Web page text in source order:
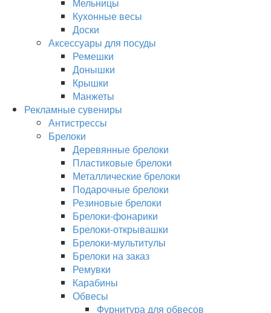
Кухонные весы
Доски
Аксессуары для посуды
Ремешки
Донышки
Крышки
Манжеты
Рекламные сувениры
Антистрессы
Брелоки
Деревянные брелоки
Пластиковые брелоки
Металлические брелоки
Подарочные брелоки
Резиновые брелоки
Брелоки-фонарики
Брелоки-открывашки
Брелоки-мультитулы
Брелоки на заказ
Ремувки
Карабины
Обвесы
Фурнитура для обвесов